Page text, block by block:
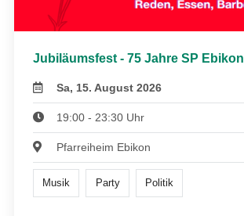
Jubiläumsfest - 75 Jahre SP Ebikon
Sa, 15. August 2026
19:00 - 23:30 Uhr
Pfarreiheim Ebikon
Musik Party Politik